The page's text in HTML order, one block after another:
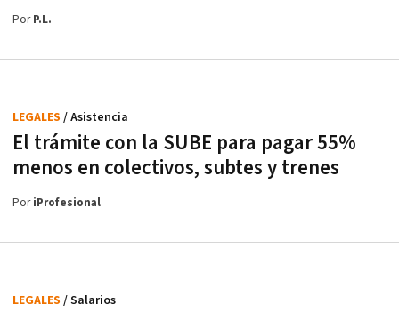
PorP.L.
El trámite con la SUBE para pagar 55%
menos en colectivos, subtes y trenes
LEGALES / Asistencia
PoriProfesional
LEGALES / Salarios